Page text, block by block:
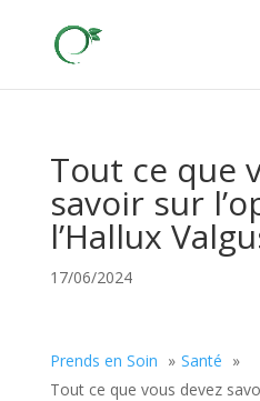
Tout ce que
savoir sur
l’Hallux
17/06/2024
Prends en Soin
Santé
Tout ce que vous devez